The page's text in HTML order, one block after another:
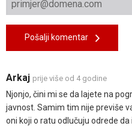
Pošalji komentar
Arkaj prije više od 4 godine
Njonjo, čini mi se da lajete na
javnost. Samim tim nije previše
oni koji o ratu odlučuju odrede